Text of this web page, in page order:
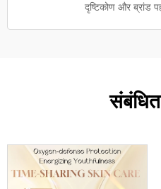
दृष्टिकोण और ब्रांड